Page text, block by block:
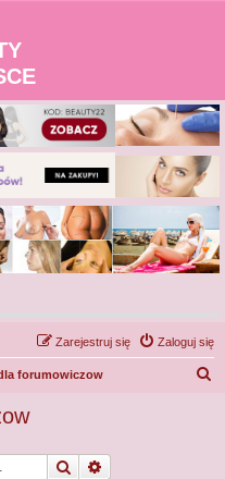
Zaloguj się
Zarejestruj się
forumowiczow
Szukaj